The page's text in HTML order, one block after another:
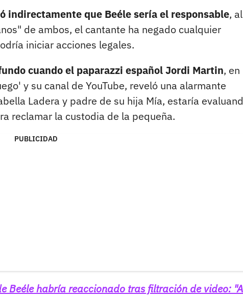
indirectamente que Beéle sería el responsable, al
de ambos, el cantante ha negado cualquier
iniciar acciones legales.
cuando el paparazzi español Jordi Martin, en
y su canal de YouTube, reveló una alarmante
Ladera y padre de su hija Mía, estaría
reclamar la custodia de la pequeña.
PUBLICIDAD
Beéle habría reaccionado tras filtración de video: